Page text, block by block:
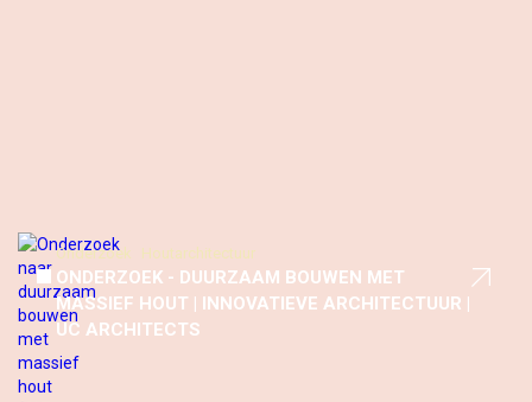
Onderzoek Houtarchitectuur
ONDERZOEK - DUURZAAM BOUWEN MET
MASSIEF HOUT | INNOVATIEVE ARCHITECTUUR |
UC ARCHITECTS